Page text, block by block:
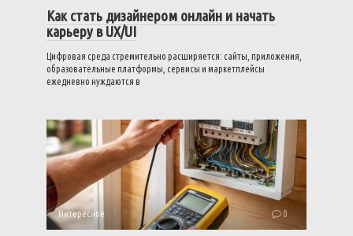
Как стать дизайнером онлайн и начать
карьеру в UX/UI
Цифровая среда стремительно расширяется: сайты, приложения,
образовательные платформы, сервисы и маркетплейсы
ежедневно нуждаются в
Интересное 0